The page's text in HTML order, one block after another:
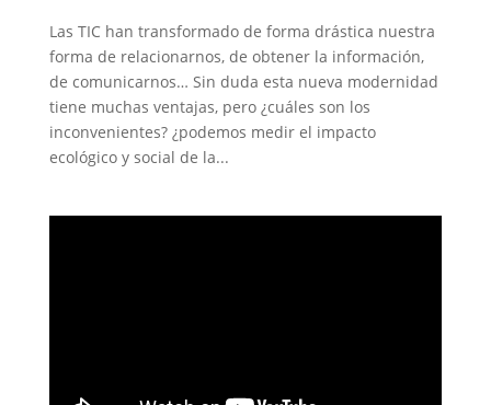
Las TIC han transformado de forma drástica nuestra
forma de relacionarnos, de obtener la información,
de comunicarnos… Sin duda esta nueva modernidad
tiene muchas ventajas, pero ¿cuáles son los
inconvenientes? ¿podemos medir el impacto
ecológico y social de la...